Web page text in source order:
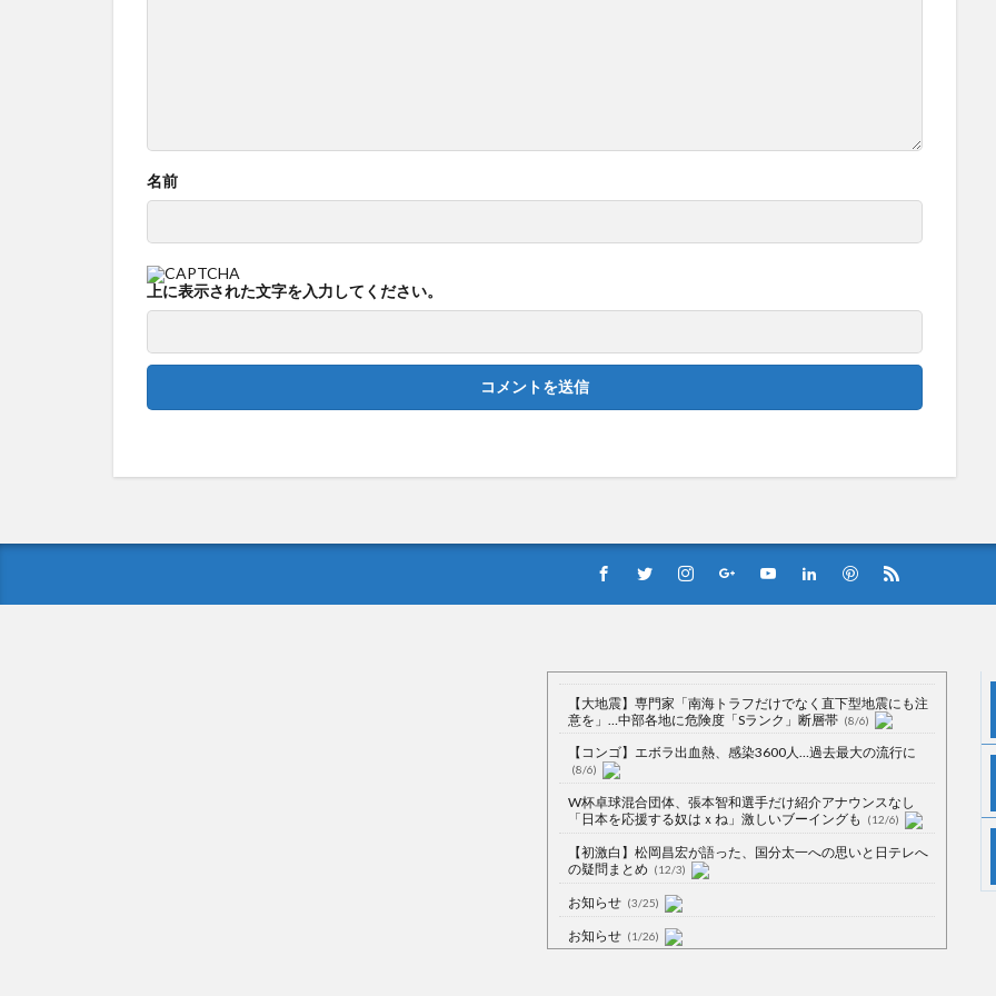
名前
上に表示された文字を入力してください。
【大地震】専門家「南海トラフだけでなく直下型地震にも注
意を」…中部各地に危険度「Sランク」断層帯 (8/6)
【コンゴ】エボラ出血熱、感染3600人…過去最大の流行に
(8/6)
W杯卓球混合団体、張本智和選手だけ紹介アナウンスなし
「日本を応援する奴はｘね」激しいブーイングも
(12/6)
【初激白】松岡昌宏が語った、国分太一への思いと日テレへ
の疑問まとめ (12/3)
お知らせ (3/25)
お知らせ (1/26)